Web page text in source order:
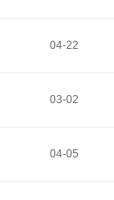
04-22
03-02
04-05